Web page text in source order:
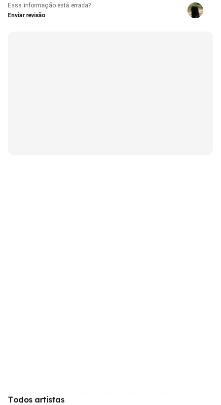
Essa informação está errada?
Enviar revisão
Todos artistas